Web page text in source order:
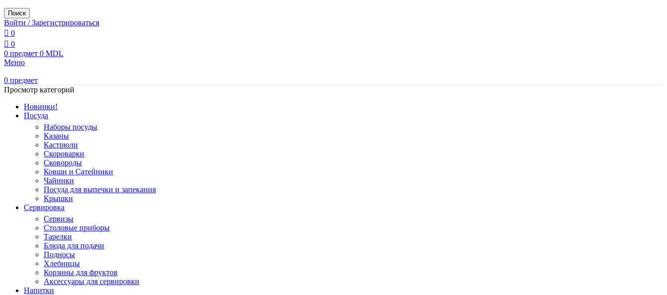
Поиск
Войти / Зарегистрироваться
0
0
0 предмет 0 MDL
Меню
0 предмет
Просмотр категорий
Новинки!
Посуда
Наборы посуды
Казаны
Кастрюли
Скороварки
Сковороды
Ковши и Сатейники
Чайники
Посуда для выпечки и запекания
Крышки
Сервировка
Сервизы
Столовые приборы
Тарелки
Блюда для подачи
Подносы
Хлебницы
Корзины для фруктов
Аксессуары для сервировки
Напитки